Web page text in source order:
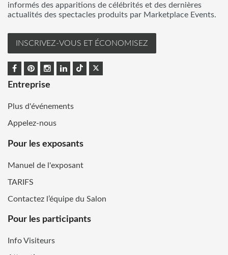
informés des apparitions de célébrités et des dernières
actualités des spectacles produits par Marketplace Events.
INSCRIVEZ-VOUS ET ÉCONOMISEZ
Entreprise
Plus d'événements
Appelez-nous
Pour les exposants
Manuel de l'exposant
TARIFS
Contactez l’équipe du Salon
Pour les participants
Info Visiteurs